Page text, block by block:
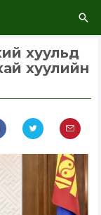
хуульд
хуулийн